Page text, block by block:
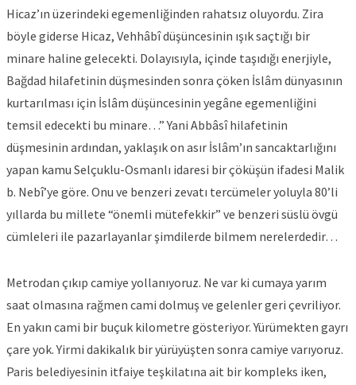
Hicaz’ın üzerindeki egemenliğinden rahatsız oluyordu. Zira
böyle giderse Hicaz, Vehhâbî düşüncesinin ışık saçtığı bir
minare haline gelecekti. Dolayısıyla, içinde taşıdığı enerjiyle,
Bağdad hilafetinin düşmesinden sonra çöken İslâm dünyasının
kurtarılması için İslâm düşüncesinin yegâne egemenliğini
temsil edecekti bu minare…” Yani Abbâsî hilafetinin
düşmesinin ardından, yaklaşık on asır İslâm’ın sancaktarlığını
yapan kamu Selçuklu-Osmanlı idaresi bir çöküşün ifadesi Malik
b. Nebî’ye göre. Onu ve benzeri zevatı tercümeler yoluyla 80’li
yıllarda bu millete “önemli mütefekkir” ve benzeri süslü övgü
cümleleri ile pazarlayanlar şimdilerde bilmem nerelerdedir…
Metrodan çıkıp camiye yollanıyoruz. Ne var ki cumaya yarım
saat olmasına rağmen cami dolmuş ve gelenler geri çevriliyor.
En yakın cami bir buçuk kilometre gösteriyor. Yürümekten gayrı
çare yok. Yirmi dakikalık bir yürüyüşten sonra camiye varıyoruz.
Paris belediyesinin itfaiye teşkilatına ait bir kompleks iken,